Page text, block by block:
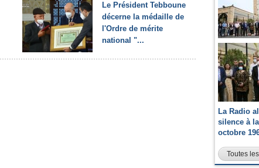
Le Président Tebboune
décerne la médaille de
l'Ordre de mérite
national "...
La Radio
silence à
octobre
Toutes